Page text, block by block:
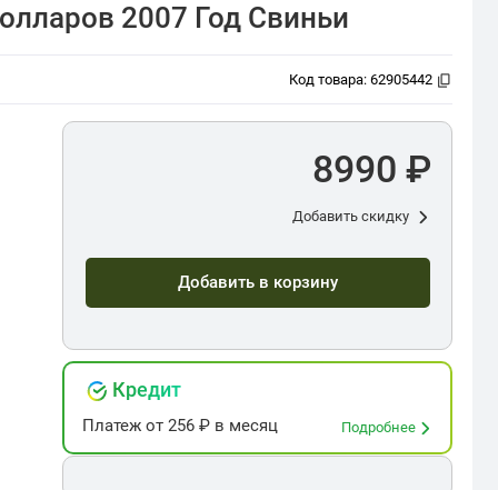
2007 Год Свиньи
Код товара: 62905442
8990 ₽
Добавить скидку
Добавить в корзину
Кредит
Платеж от 256 ₽ в месяц Подробнее